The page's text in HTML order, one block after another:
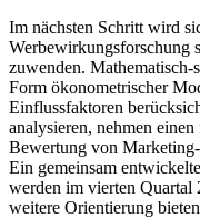
Im nächsten Schritt wird
Werbewirkungsforschung
zuwenden. Mathematisch-
Form ökonometrischer
Einflussfaktoren
analysieren, nehmen
Bewertung von
Ein gemeinsam
werden im vierten
weitere Orientierung